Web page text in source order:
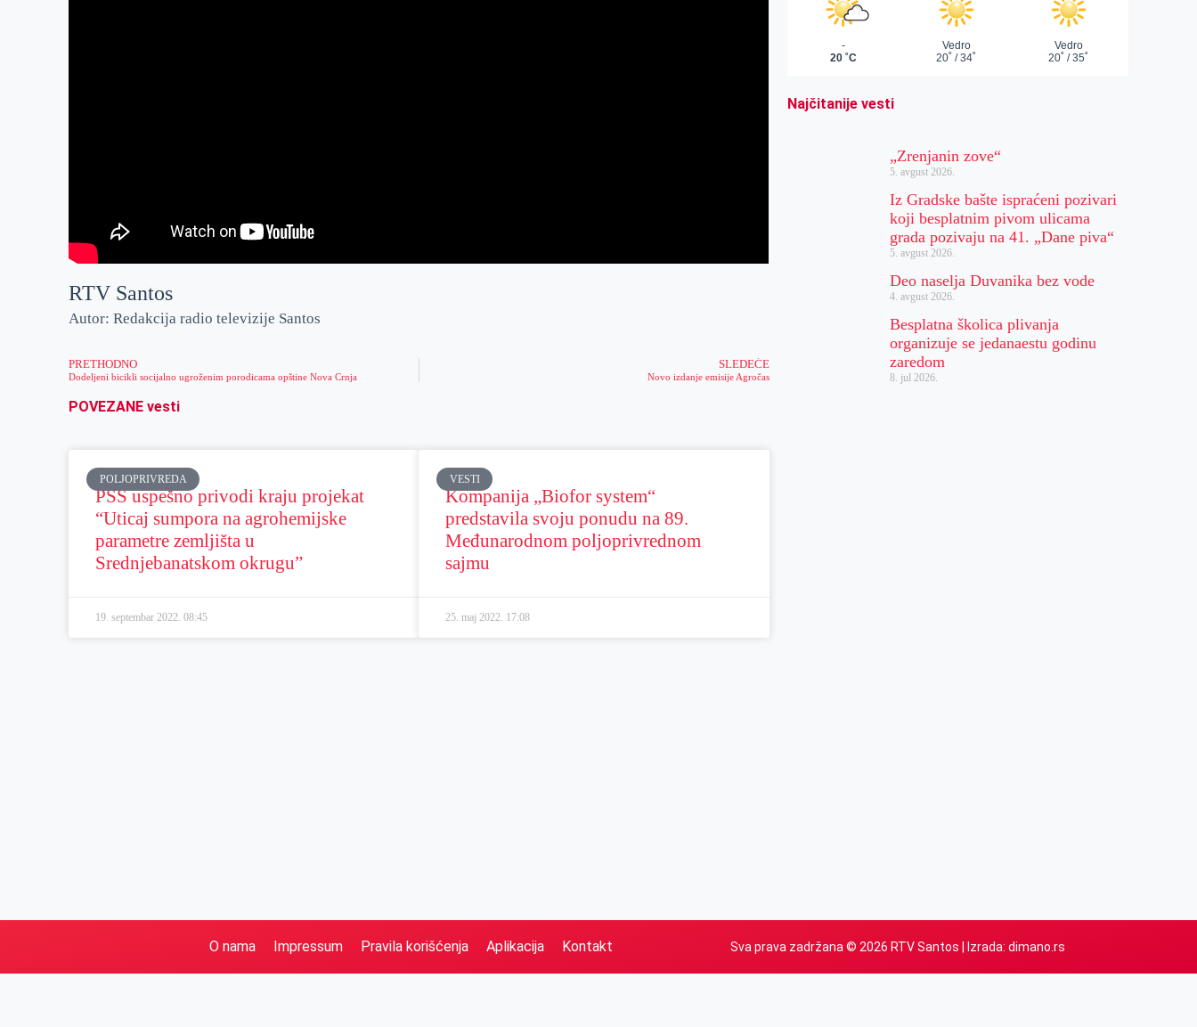
RTV Santos
Autor: Redakcija radio televizije Santos
PRETHODNO
Dodeljeni bicikli socijalno ugroženim porodicama opštine Nova Crnja
SLEDEĆE
Novo izdanje emisije Agročas
POVEZANE vesti
POLJOPRIVREDA
PSS uspešno privodi kraju projekat
“Uticaj sumpora na agrohemijske
parametre zemljišta u
Srednjebanatskom okrugu”
19. septembar 2022.08:45
VESTI
Kompanija „Biofor system“
predstavila svoju ponudu na 89.
Međunarodnom poljoprivrednom
sajmu
25. maj 2022. 17:08
Najčitanije vesti
„Zrenjanin zove“
5. avgust 2026.
Iz Gradske bašte ispraćeni pozivari
koji besplatnim pivom ulicama
grada pozivaju na 41. „Dane piva“
5. avgust 2026.
Deo naselja Duvanika bez vode
4. avgust 2026.
Besplatna školica plivanja
organizuje se jedanaestu godinu
zaredom
8. jul 2026.
O nama Impressum Pravila korišćenja Aplikacija Kontakt Sva prava zadržana © 2026 RTV Santos | Izrada: dimano.rs